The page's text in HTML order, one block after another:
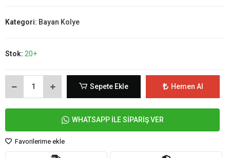
Kategori: Bayan Kolye
Stok: 20+
Sepete Ekle Hemen Al
WHATSAPP İLE SİPARİŞ VER
Favorilerime ekle